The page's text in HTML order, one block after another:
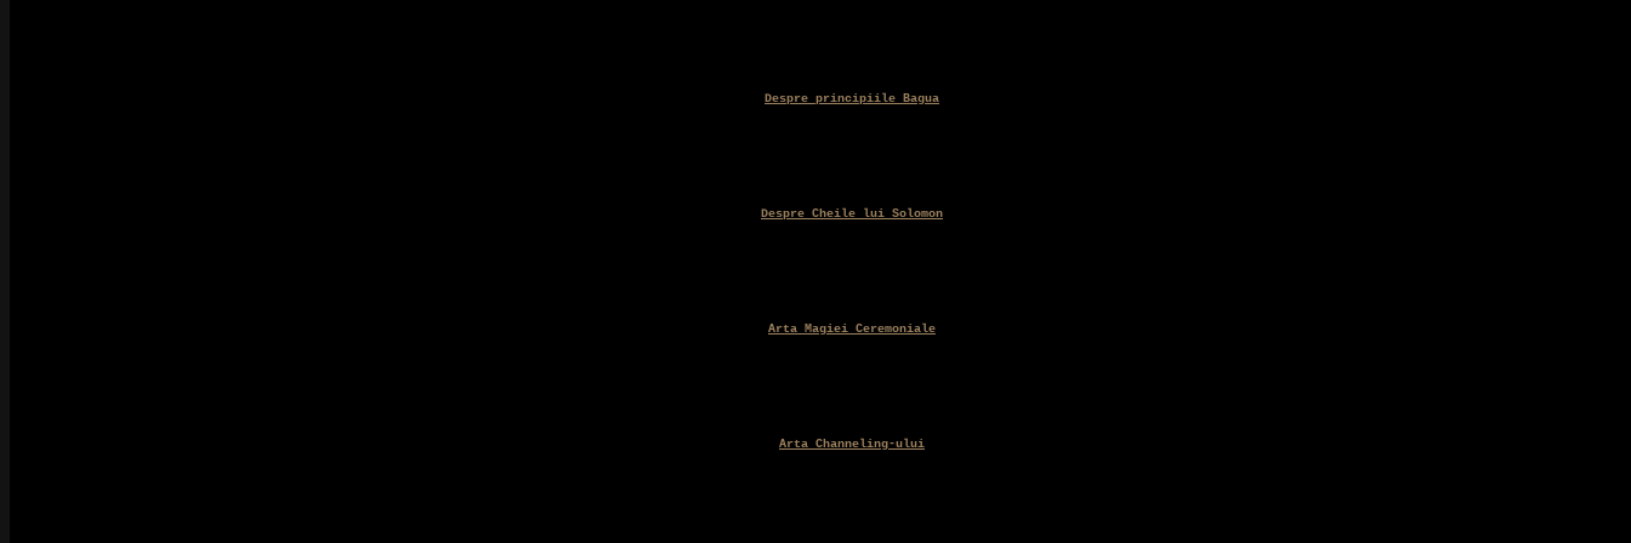
Despre principiile Bagua
Despre Cheile lui Solomon
Arta Magiei Ceremoniale
Arta Channeling-ului